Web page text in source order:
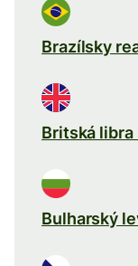
Brazílsky
Britská
Bulharský